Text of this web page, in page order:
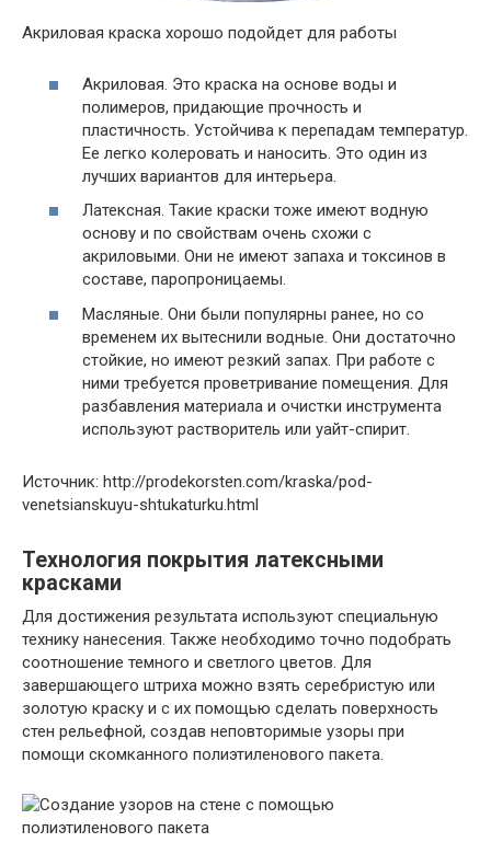
Акриловая краска хорошо подойдет для работы
Акриловая. Это краска на основе воды и
полимеров, придающие прочность и
пластичность. Устойчива к перепадам температур.
Ее легко колеровать и наносить. Это один из
лучших вариантов для интерьера.
Латексная. Такие краски тоже имеют водную
основу и по свойствам очень схожи с
акриловыми. Они не имеют запаха и токсинов в
составе, паропроницаемы.
Масляные. Они были популярны ранее, но со
временем их вытеснили водные. Они достаточно
стойкие, но имеют резкий запах. При работе с
ними требуется проветривание помещения. Для
разбавления материала и очистки инструмента
используют растворитель или уайт-спирит.
Источник: http://prodekorsten.com/kraska/pod-
venetsianskuyu-shtukaturku.html
Технология покрытия латексными
красками
Для достижения результата используют специальную
технику нанесения. Также необходимо точно подобрать
соотношение темного и светлого цветов. Для
завершающего штриха можно взять серебристую или
золотую краску и с их помощью сделать поверхность
стен рельефной, создав неповторимые узоры при
помощи скомканного полиэтиленового пакета.